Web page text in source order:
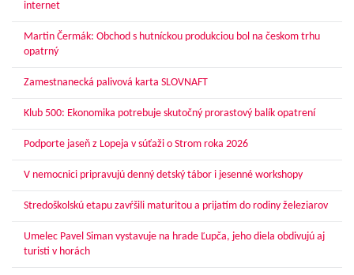
internet
Martin Čermák: Obchod s hutníckou produkciou bol na českom trhu
opatrný
Zamestnanecká palivová karta SLOVNAFT
Klub 500: Ekonomika potrebuje skutočný prorastový balík opatrení
Podporte jaseň z Lopeja v súťaži o Strom roka 2026
V nemocnici pripravujú denný detský tábor i jesenné workshopy
Stredoškolskú etapu zavŕšili maturitou a prijatím do rodiny železiarov
Umelec Pavel Siman vystavuje na hrade Ľupča, jeho diela obdivujú aj
turisti v horách